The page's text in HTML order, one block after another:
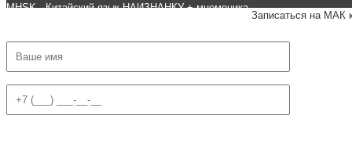
MHSK - Китайский язык НАИЗНАНКУ + мнемоника.
Записаться на МАК